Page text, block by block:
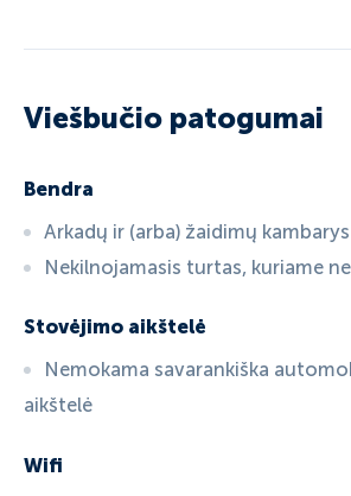
Viešbučio patogumai
Bendra
Arkadų ir (arba) žaidimų kambarys
Nekilnojamasis turtas, kuriame
Stovėjimo aikštelė
Nemokama savarankiška
aikštelė
Wifi